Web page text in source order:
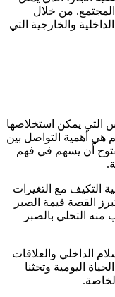
المجتمع. من خلال
والخارجية التي
التي يمكن استخلاصها
أهمية التواصل بين
أن يسهم في فهم
التكيف مع التغيرات
القصة قيمة الصبر
التحلي بالصبر
الداخلي والعلاقات
اليومية وتحثنا